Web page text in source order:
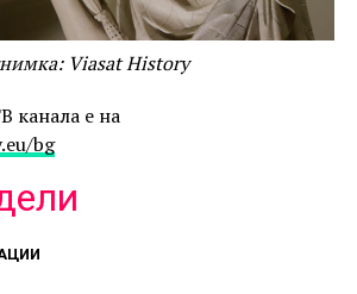
Viasat History
канала е на
bg